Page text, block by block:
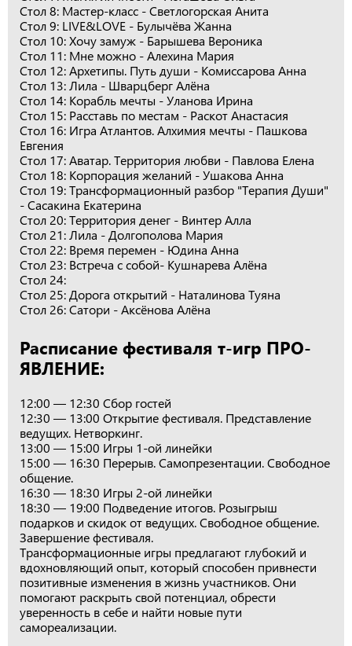
Стол 8: Мастер-класс - Светлогорская Анита
Стол 9: LIVE&LОVE - Булычёва Жанна
Стол 10: Хочу замуж - Барышева Вероника
Стол 11: Мне можно - Алехина Мария
Стол 12: Архетипы. Путь души - Комиссарова Анна
Стол 13: Лила - Шварцберг Алёна
Стол 14: Корабль мечты - Уланова Ирина
Стол 15: Расставь по местам - Раскот Анастасия
Стол 16: Игра Атлантов. Алхимия мечты - Пашкова
Евгения
Стол 17: Аватар. Территория любви - Павлова Елена
Стол 18: Корпорация желаний - Ушакова Анна
Стол 19: Трансформационный разбор "Терапия Души"
- Сасакина Екатерина
Стол 20: Территория денег - Винтер Алла
Стол 21: Лила - Долгополова Мария
Стол 22: Время перемен - Юдина Анна
Стол 23: Встреча с собой- Кушнарева Алёна
Стол 24:
Стол 25: Дорога открытий - Наталинова Туяна
Стол 26: Сатори - Аксёнова Алёна
Расписание фестиваля т-игр ПРО-
ЯВЛЕНИЕ:
12:00 — 12:30 Сбор гостей
12:30 — 13:00 Открытие фестиваля. Представление
ведущих. Нетворкинг.
13:00 — 15:00 Игры 1-ой линейки
15:00 — 16:30 Перерыв. Самопрезентации. Свободное
общение.
16:30 — 18:30 Игры 2-ой линейки
18:30 — 19:00 Подведение итогов. Розыгрыш
подарков и скидок от ведущих. Свободное общение.
Завершение фестиваля.
Трансформационные игры предлагают глубокий и
вдохновляющий опыт, который способен привнести
позитивные изменения в жизнь участников. Они
помогают раскрыть свой потенциал, обрести
уверенность в себе и найти новые пути
самореализации.